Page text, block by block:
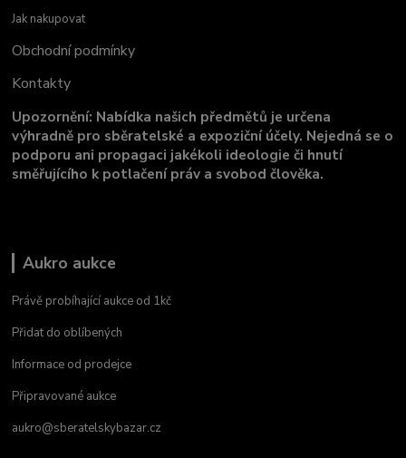
Jak nakupovat
Obchodní podmínky
Kontakty
Upozornění: Nabídka našich předmětů je určena
výhradně pro sběratelské a expoziční účely. Nejedná se o
podporu ani propagaci jakékoli ideologie či hnutí
směřujícího k potlačení práv a svobod člověka.
Aukro aukce
Právě probíhající aukce od 1kč
Přidat do oblíbených
Informace od prodejce
Připravované aukce
aukro@sberatelskybazar.cz